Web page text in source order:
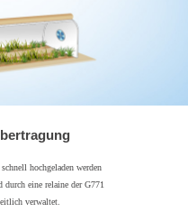
hochgeladen werden
eine relaine der G771
verwaltet.